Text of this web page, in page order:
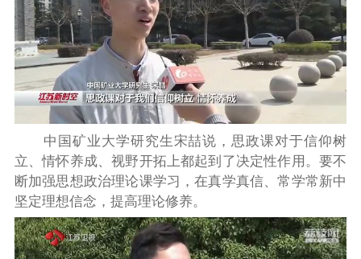
中国矿业大学研究生宋喆说，思政课对于信仰树
立、情怀养成、视野开拓上都起到了决定性作用。要不
断加强思想政治理论课学习，在真学真信、常学常新中
坚定理想信念，提高理论修养。